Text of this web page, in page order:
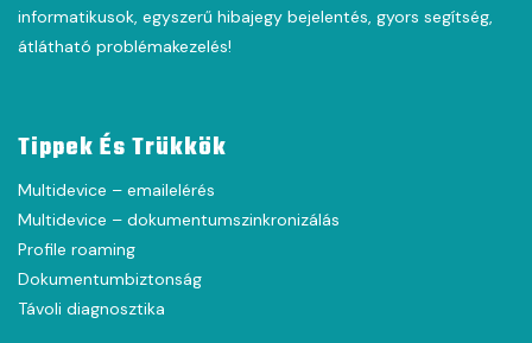
informatikusok, egyszerű hibajegy bejelentés, gyors segítség,
átlátható problémakezelés!
Tippek És Trükkök
Multidevice – emailelérés
Multidevice – dokumentumszinkronizálás
Profile roaming
Dokumentumbiztonság
Távoli diagnosztika